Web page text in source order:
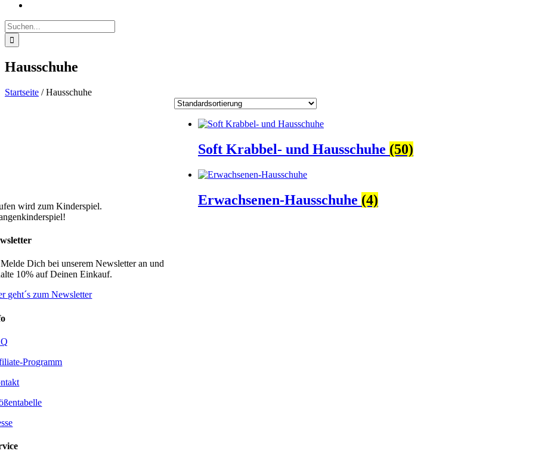
Suche
nach:
Hausschuhe
Startseite /Hausschuhe
Soft Krabbel- und Hausschuhe (50)
Erwachsenen-Hausschuhe (4)
wird zum Kinderspiel.
Dich bei unserem Newsletter an und
10% auf Deinen Einkauf.
geht´s zum Newsletter
Programm